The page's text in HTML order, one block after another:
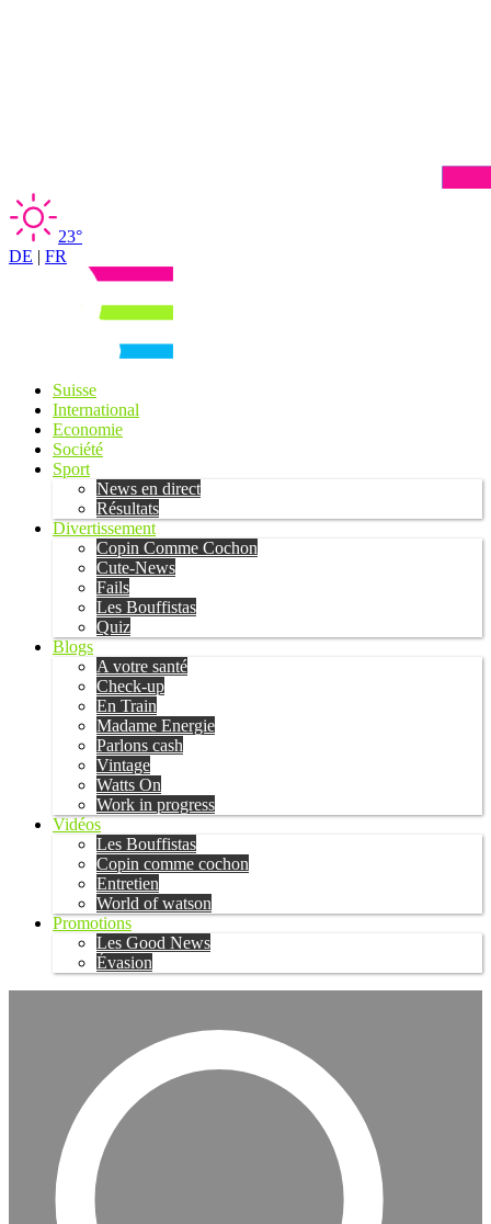
23°
DE | FR
Suisse
International
Economie
Société
Sport
News en direct
Résultats
Divertissement
Copin Comme Cochon
Cute-News
Fails
Les Bouffistas
Quiz
Blogs
A votre santé
Check-up
En Train
Madame Energie
Parlons cash
Vintage
Watts On
Work in progress
Vidéos
Les Bouffistas
Copin comme cochon
Entretien
World of watson
Promotions
Les Good News
Évasion